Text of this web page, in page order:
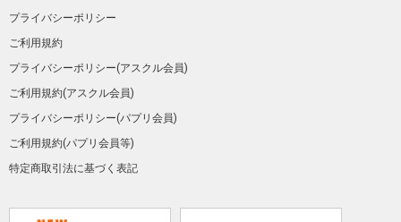
プライバシーポリシー
ご利用規約
プライバシーポリシー(アスクル会員)
ご利用規約(アスクル会員)
プライバシーポリシー(パプリ会員)
ご利用規約(パプリ会員等)
特定商取引法に基づく表記